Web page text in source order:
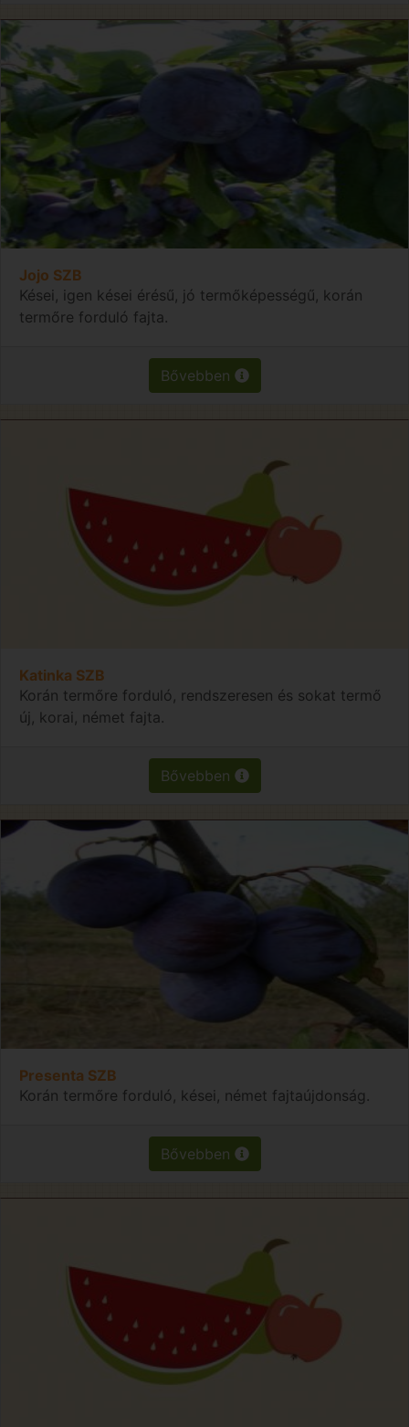
Jojo SZB
Kései, igen kései érésű, jó termőképességű, korán
termőre forduló fajta.
Bővebben
Katinka SZB
Korán termőre forduló, rendszeresen és sokat termő
új, korai, német fajta.
Bővebben
Presenta SZB
Korán termőre forduló, kései, német fajtaújdonság.
Bővebben